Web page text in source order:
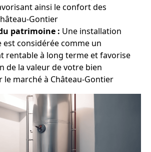
ainsi le confort des
Gontier
patrimoine : Une installation
considérée comme un
rentable à long terme et favorise
de la valeur de votre bien
le marché à Château-Gontier